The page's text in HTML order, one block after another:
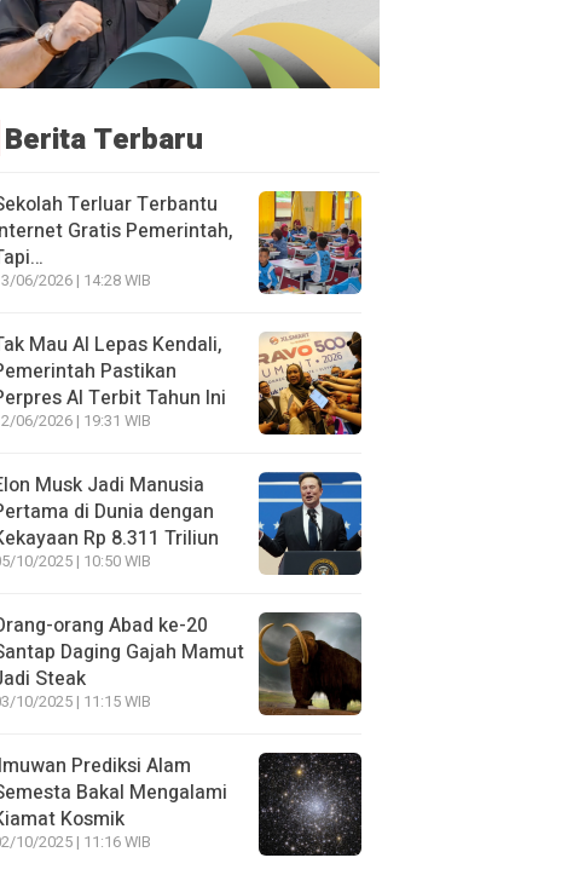
Berita Terbaru
Terluar Terbantu
Gratis Pemerintah,
06/2026 | 14:28 WIB
Mau AI Lepas Kendali,
Pastikan
AI Terbit Tahun Ini
06/2026 | 19:31 WIB
Musk Jadi Manusia
di Dunia dengan
Rp 8.311 Triliun
10/2025 | 10:50 WIB
orang Abad ke-20
Daging Gajah Mamut
Steak
10/2025 | 11:15 WIB
Prediksi Alam
Bakal Mengalami
Kosmik
10/2025 | 11:16 WIB